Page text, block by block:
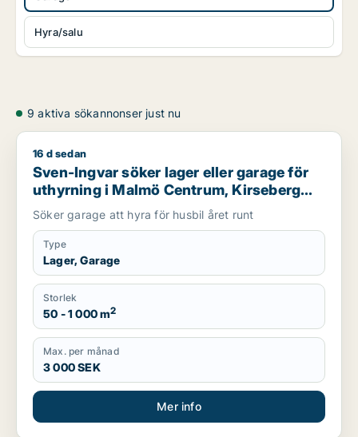
Hyra/salu
9 aktiva sökannonser just nu
Sven-Ingvar söker lager eller garage för uthyrning i Malmö
16 d sedan
Sven-Ingvar söker lager eller garage för
uthyrning i Malmö Centrum, Kirseberg
eller Husie m.fl.
Söker garage att hyra för husbil året runt
Type
Lager, Garage
Storlek
50 - 1 000 m2
Max. per månad
3 000 SEK
Mer info